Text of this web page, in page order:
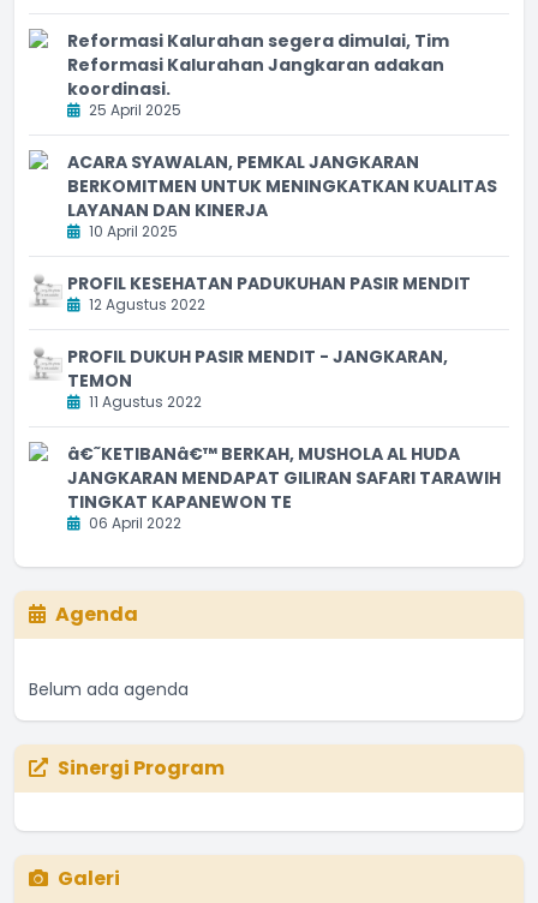
Reformasi Kalurahan segera dimulai, Tim
Reformasi Kalurahan Jangkaran adakan
koordinasi.
25 April 2025
ACARA SYAWALAN, PEMKAL JANGKARAN
BERKOMITMEN UNTUK MENINGKATKAN KUALITAS
LAYANAN DAN KINERJA
10 April 2025
PROFIL KESEHATAN PADUKUHAN PASIR MENDIT
12 Agustus 2022
PROFIL DUKUH PASIR MENDIT - JANGKARAN,
TEMON
11 Agustus 2022
â€˜KETIBANâ€™ BERKAH, MUSHOLA AL HUDA
JANGKARAN MENDAPAT GILIRAN SAFARI TARAWIH
TINGKAT KAPANEWON TE
06 April 2022
Agenda
Belum ada agenda
Sinergi Program
Galeri